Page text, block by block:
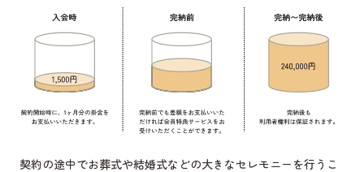
契約の途中でお葬式や結婚式などの大きなセレモニーを行うこ